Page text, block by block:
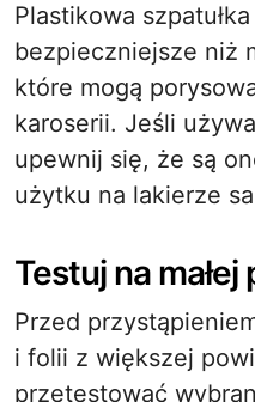
Plastikowa
bezpieczniejsze niż
które mogą
karoserii. Jeśli
upewnij się, że są
użytku na lakierze
Testuj na
Przed
i folii z większej
przetestować